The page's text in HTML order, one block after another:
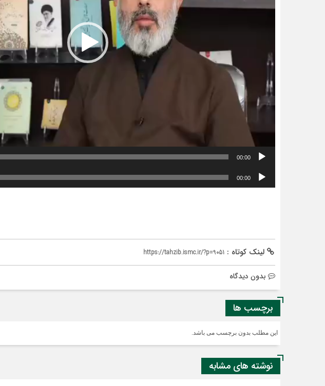
00:00
پخش‌کننده
صوت
00:00
لینک کوتاه : https://tahzib.ismc.ir/?p=9051
بدون دیدگاه
برچسب ها
این مطلب بدون برچسب می باشد.
نوشته های مشابه